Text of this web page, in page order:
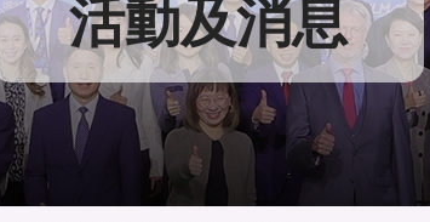
劃書
活動及消息